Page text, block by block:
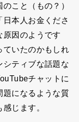
こと（もの？）
本人お金くださ
原因のようです
いたのかもしれ
シティブな話題な
チャットに
題になるような質
じます。